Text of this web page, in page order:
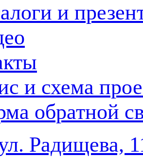
и
и схема
обратной
Радищева,